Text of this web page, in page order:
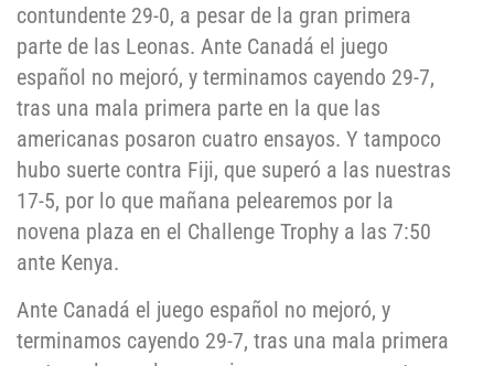
contundente 29-0, a pesar de la gran primera
parte de las Leonas. Ante Canadá el juego
español no mejoró, y terminamos cayendo 29-7,
tras una mala primera parte en la que las
americanas posaron cuatro ensayos. Y tampoco
hubo suerte contra Fiji, que superó a las nuestras
17-5, por lo que mañana pelearemos por la
novena plaza en el Challenge Trophy a las 7:50
ante Kenya.
Ante Canadá el juego español no mejoró, y
terminamos cayendo 29-7, tras una mala primera